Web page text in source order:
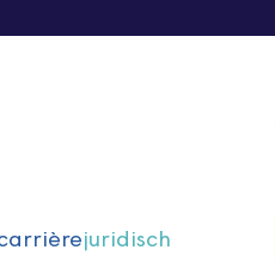
juridisch